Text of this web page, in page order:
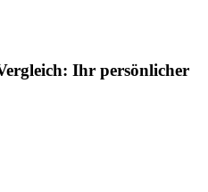
Ihr persönlicher